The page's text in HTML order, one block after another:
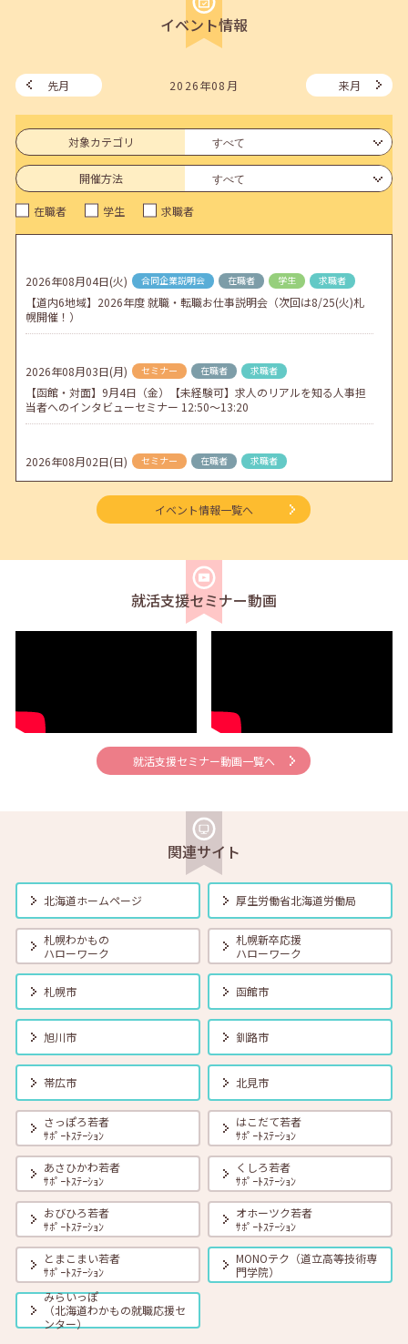
メールカウンセリング、就職決定報告フォーム復旧いたしました。
jobcafeからのお知らせ
についてのお知らせ
2026年04月25日(土) jobcafeからのお知らせ
5月のセミナー情報を公開いたしました。
2026年04月02日(木) jobcafeからのお知らせ
2026年04月01日(水) jobcafeからのお知らせ
地方拠点臨時閉所のお知らせ
イベント情報
先月 2026年08月 来月
対象カテゴリ
開催方法
在職者 学生 求職者
2026年08月04日(火) 合同企業説明会 在職者 学生 求職者
【道内6地域】2026年度 就職・転職お仕事説明会（次回は8/25(火)札
幌開催！）
2026年08月03日(月) セミナー 在職者 求職者
【函館・対面】9月4日（金）【未経験可】求人のリアルを知る人事担
当者へのインタビューセミナー 12:50～13:20
2026年08月02日(日) セミナー 在職者 求職者
【北見・対面】9月16日（水）【未経験可】求人のリアルを知る人事担
当者へのインタビューセミナー 12:40～13:20
【帯広・対面】8月6日（木）就勝塾 手書き履歴書で好感度アップ～き
れいな字を書く法則～ 11:00～11:40
2026年08月01日(土) 在職者
【オンライン】8月13日（木）就職活動のススメ方 14:00～14:30
【帯広・対面】8月17日（月）就勝塾 自己分析 ～自分を知って就職活
2026年08月01日(土) セミナー 在職者 学生 求職者
【オンライン】8月18日（火） 転職前に知っておきたい「部下力」ア
ップセミナー～新しい職場で無理なくキャッチアップするためのコミ
ュニケーション術～ 14:00～14:45 定員40名
2026年08月01日(土) 在職者 学生
【函館・対面】8月19日（水）就勝塾 タイプ別「対人ストレス」を減
らす方法 13:30～14:30
2026年08月01日(土) 在職者 学生
【釧路・対面】8月20日（木）就勝塾 いまさら聞けないビジネスマナ
ー 13:30～14:30
2026年08月01日(土) 在職者 学生
【オンライン】8月20日（木）ビジネスコミュニケーション 報・連・
相 14:00～14:30
2026年08月01日(土) 在職者 学生 求職者
【札幌・対面】8月21日（金）おさえておきたい 「面接の基本とマナ
ー」 14:00～15:00
イベント情報一覧へ
就活支援セミナー動画
就活支援セミナー動画一覧へ
関連サイト
北海道ホームページ 厚生労働省北海道労働局
札幌わかもの
ハローワーク
札幌新卒応援
ハローワーク
札幌市 函館市
旭川市 釧路市
帯広市 北見市
さっぽろ若者
ｻﾎﾟｰﾄｽﾃｰｼｮﾝ
はこだて若者
ｻﾎﾟｰﾄｽﾃｰｼｮﾝ
あさひかわ若者
ｻﾎﾟｰﾄｽﾃｰｼｮﾝ
くしろ若者
ｻﾎﾟｰﾄｽﾃｰｼｮﾝ
おびひろ若者
ｻﾎﾟｰﾄｽﾃｰｼｮﾝ
オホーツク若者
ｻﾎﾟｰﾄｽﾃｰｼｮﾝ
とまこまい若者
ｻﾎﾟｰﾄｽﾃｰｼｮﾝ
MONOテク（道立高等技術専
門学院）
みらいっぽ
（北海道わかもの就職応援セ
ンター）